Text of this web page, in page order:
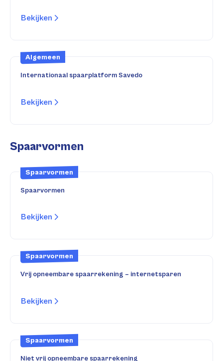
Bekijken
Algemeen
Internationaal spaarplatform Savedo
Bekijken
Spaarvormen
Spaarvormen
Spaarvormen
Bekijken
Spaarvormen
Vrij opneembare spaarrekening – internetsparen
Bekijken
Spaarvormen
Niet vrij opneembare spaarrekening